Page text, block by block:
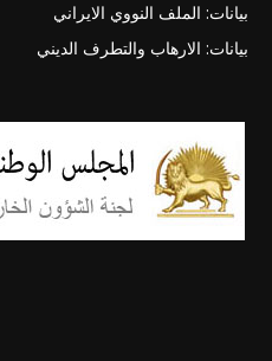
بيانات: الملف النووي الايراني
بيانات: الارهاب والتطرف الديني